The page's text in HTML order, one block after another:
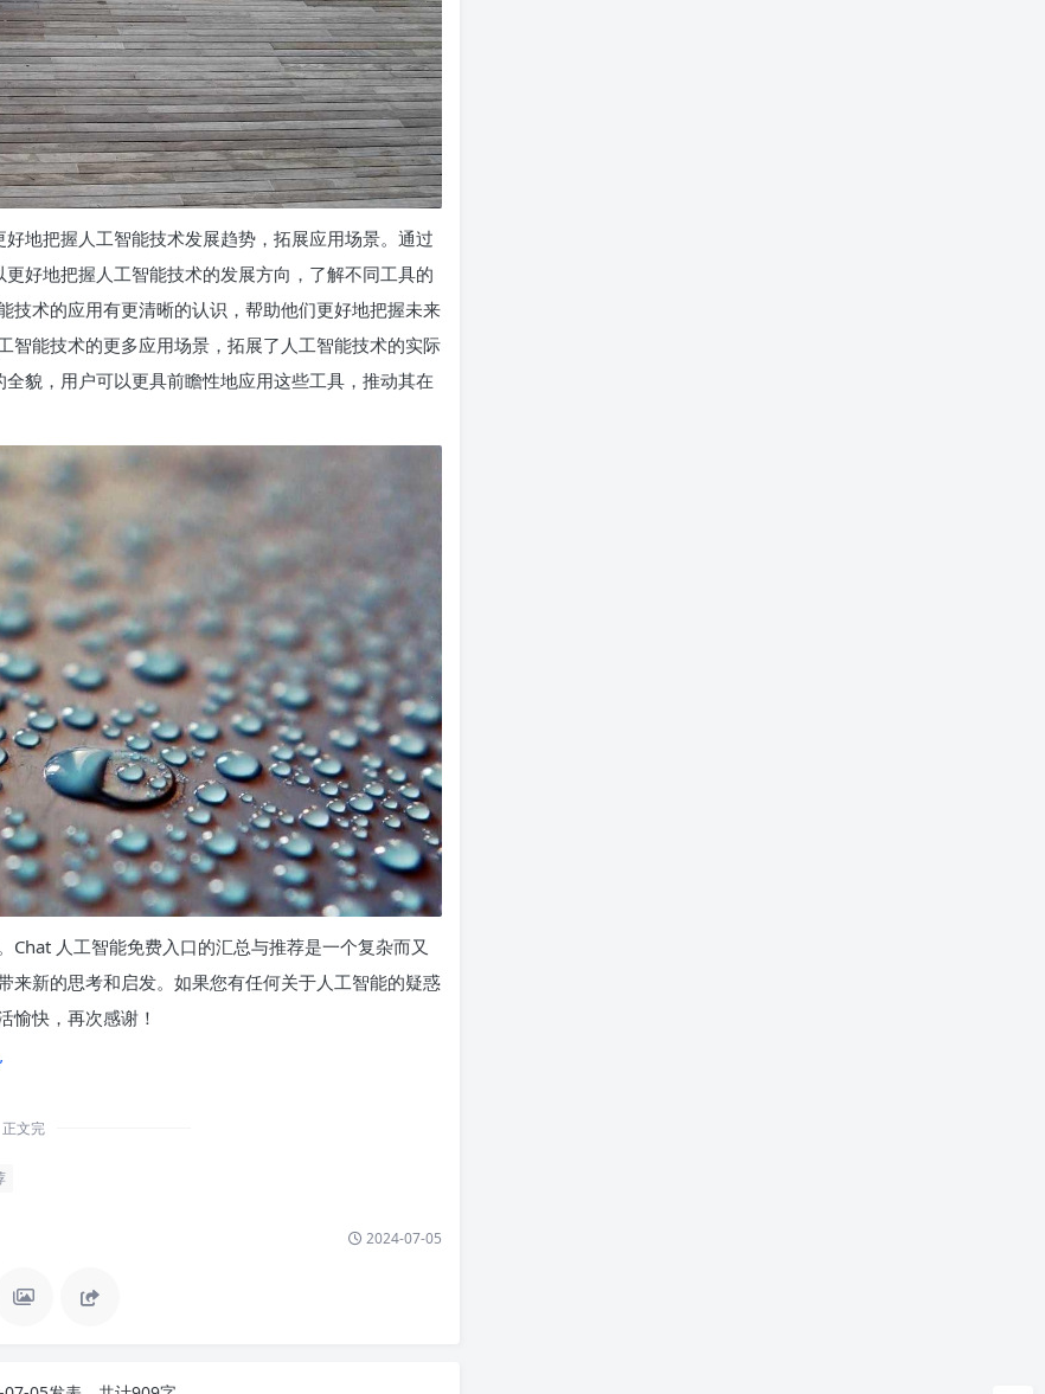
地把握人工智能技术发展趋势，拓展应用场景。通过
好地把握人工智能技术的发展方向，了解不同工具的
技术的应用有更清晰的认识，帮助他们更好地把握未来
智能技术的更多应用场景，拓展了人工智能技术的实际
貌，用户可以更具前瞻性地应用这些工具，推动其在
人工智能免费入口的汇总与推荐是一个复杂而又
来新的思考和启发。如果您有任何关于人工智能的疑惑
愉快，再次感谢！
正文完
2024-07-05